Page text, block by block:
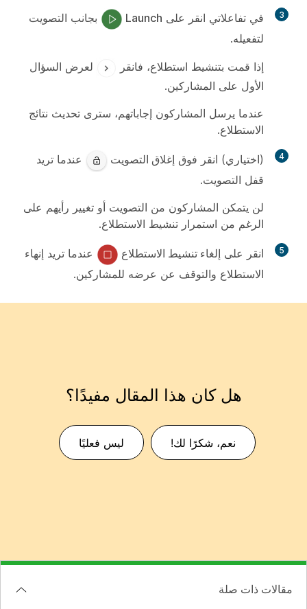
3 في تفاعلاتي انقر على Launch
بجانب التصويت
لتفعيله.
إذا قمت بتنشيط استطلاع، فانقر
لعرض السؤال
الأول على المشاركين.
عندما يرسل المشاركون إجاباتهم، سترى تحديث نتائج
الاستطلاع.
4 (اختياري) انقر فوق إغلاق التصويت
عندما تريد
قفل التصويت.
لن يتمكن المشاركون من التصويت أو تغيير رأيهم على
الرغم من استمرار تنشيط الاستطلاع.
5 انقر على إلغاء تنشيط الاستطلاع
عندما تريد إنهاء
الاستطلاع والتوقف عن عرضه للمشاركين.
هل كان هذا المقال مفيدًا؟
نعم، شكرًا لك! ليس فعليًا
مقالات ذات صلة